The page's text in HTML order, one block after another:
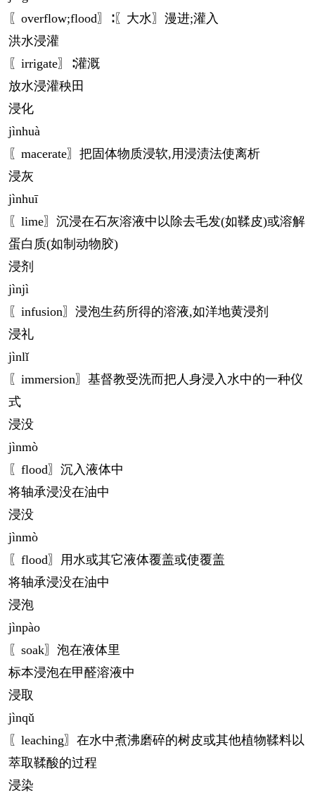
〖overflow;flood〗∶〖大水〗漫进;灌入
洪水浸灌
〖irrigate〗∶灌溉
放水浸灌秧田
浸化
jìnhuà
〖macerate〗把固体物质浸软,用浸渍法使离析
浸灰
jìnhuī
〖lime〗沉浸在石灰溶液中以除去毛发(如鞣皮)或溶解
蛋白质(如制动物胶)
浸剂
jìnjì
〖infusion〗浸泡生药所得的溶液,如洋地黄浸剂
浸礼
jìnlǐ
〖immersion〗基督教受洗而把人身浸入水中的一种仪
式
浸没
jìnmò
〖flood〗沉入液体中
将轴承浸没在油中
浸没
jìnmò
〖flood〗用水或其它液体覆盖或使覆盖
将轴承浸没在油中
浸泡
jìnpào
〖soak〗泡在液体里
标本浸泡在甲醛溶液中
浸取
jìnqǔ
〖leaching〗在水中煮沸磨碎的树皮或其他植物鞣料以
萃取鞣酸的过程
浸染